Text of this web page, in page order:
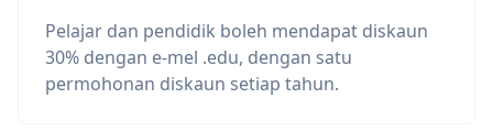
Pelajar dan pendidik boleh mendapat diskaun
30% dengan e-mel .edu, dengan satu
permohonan diskaun setiap tahun.